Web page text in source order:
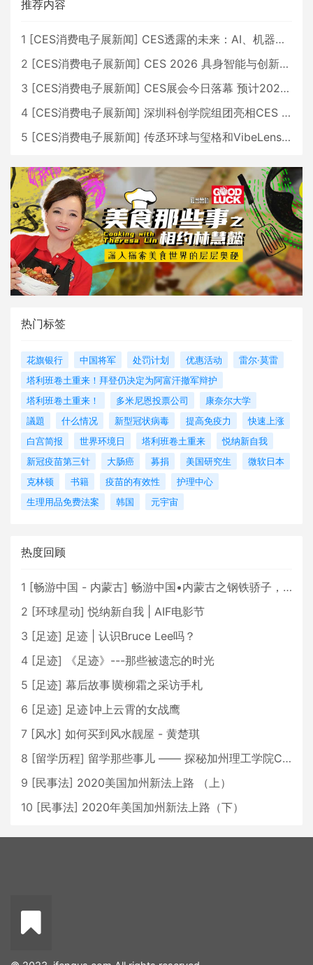
推荐内容
1 [CES消费电子展新闻] CES透露的未来：AI、机器人与智能生活大爆发
2 [CES消费电子展新闻] CES 2026 具身智能与创新领域 中国公司大放异彩
3 [CES消费电子展新闻] CES展会今日落幕 预计2026行业收入将超五千亿美元
4 [CES消费电子展新闻] 深圳科创学院组团亮相CES 广受好评
5 [CES消费电子展新闻] 传丞环球与玺格和VibeLens共同推出全新耳机
热门标签
花旗银行 中国将军 处罚计划 优惠活动
雷尔·莫雷
塔利班卷土重来！拜登仍决定为阿富汗撤军辩护
塔利班卷土重来！
多米尼恩投票公司
康奈尔大学
議題
什么情况 新型冠状病毒 提高免疫力
快速上涨
白宫简报
世界环境日 塔利班卷土重来
悦纳新自我
新冠疫苗第三针
大肠癌 募捐 美国研究生
微软日本
克林顿
书籍 疫苗的有效性
护理中心
生理用品免费法案
韩国 元宇宙
热度回顾
1 [畅游中国 - 内蒙古] 畅游中国•内蒙古之钢铁骄子，魅力包头
2 [环球星动] 悦纳新自我 | AIF电影节
3 [足迹] 足迹 | 认识Bruce Lee吗？
4 [足迹]
《足迹》---那些被遗忘的时光
5 [足迹] 幕后故事∣黄柳霜之采访手札
6 [足迹] 足迹∣冲上云霄的女战鹰
7 [风水] 如何买到风水靓屋 - 黄楚琪
8 [留学历程] 留学那些事儿 —— 探秘加州理工学院Caltech博士生活 [上集]
9 [民事法] 2020美国加州新法上路 （上）
10 [民事法] 2020年美国加州新法上路（下）